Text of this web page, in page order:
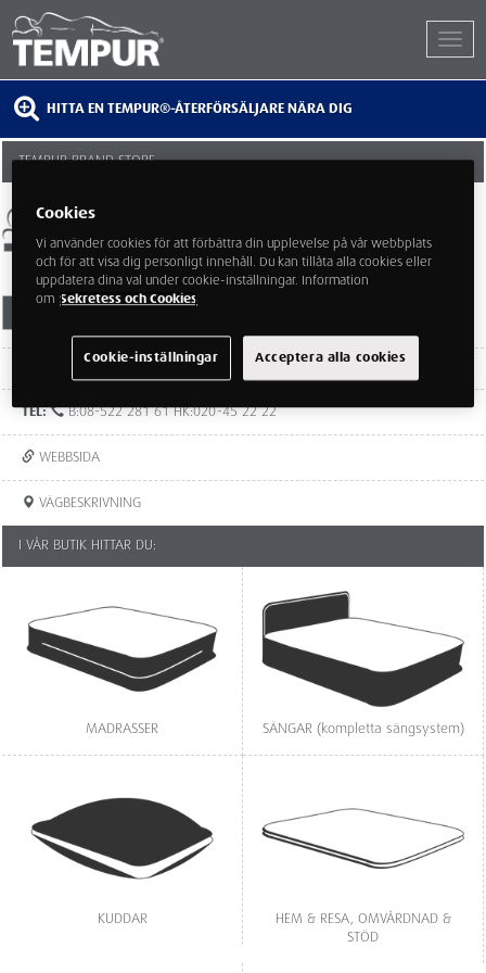
HITTA EN TEMPUR®-ÅTERFÖRSÄLJARE NÄRA DIG
TEMPUR BRAND STORE
Öppet: vardagar 10-19, lördagar 11-17, söndagar 12-16
TEL: B:08-522 281 61 HK:020-45 22 22
WEBBSIDA
VÄGBESKRIVNING
I VÅR BUTIK HITTAR DU:
MADRASSER SÄNGAR (kompletta sängsystem)
KUDDAR
HEM & RESA, OMVÅRDNAD &
STÖD
Cookies
Vi använder cookies för att förbättra din upplevelse på vår webbplats
och för att visa dig personligt innehåll. Du kan tillåta alla cookies eller
uppdatera dina val under cookie-inställningar. Information
om Sekretess och Cookies
Acceptera alla cookies
Cookie-inställningar